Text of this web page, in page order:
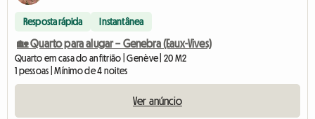
Resposta rápida Instantânea
🏡 Quarto para alugar – Genebra (Eaux-Vives)
Quarto em casa do anfitrião | Genève | 20 M2
1 pessoas | Mínimo de 4 noites
Ver anúncio